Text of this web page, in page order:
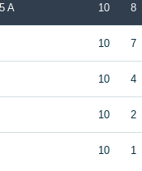
A 10 8
10 7
10 4
10 2
10 1